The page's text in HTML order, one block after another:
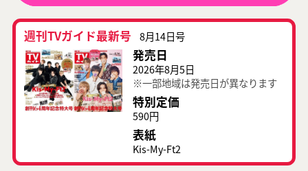
週刊TVガイド最新号 8月14日号
発売日
2026年8月5日
※一部地域は発売日が異なります
特別定価
590円
表紙
Kis-My-Ft2